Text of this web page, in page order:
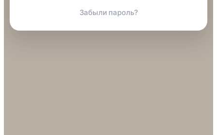
Забыли пароль?